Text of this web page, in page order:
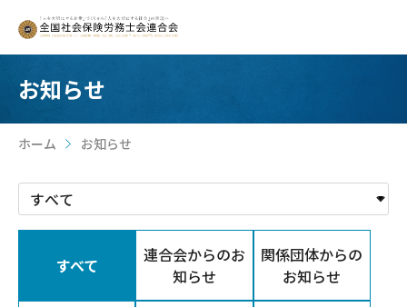
お知らせ
ホーム >
お知らせ
すべて
連合会からのお
知らせ
関係団体からの
お知らせ